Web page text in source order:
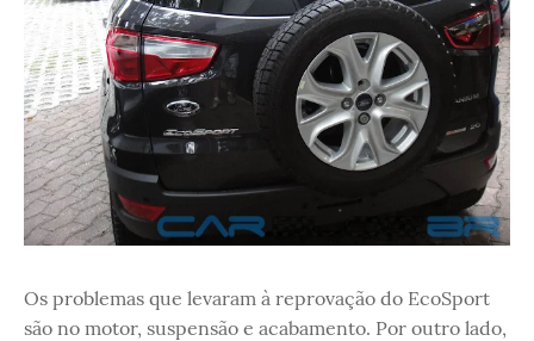
Os problemas que levaram à reprovação do EcoSport
são no motor, suspensão e acabamento. Por outro lado,